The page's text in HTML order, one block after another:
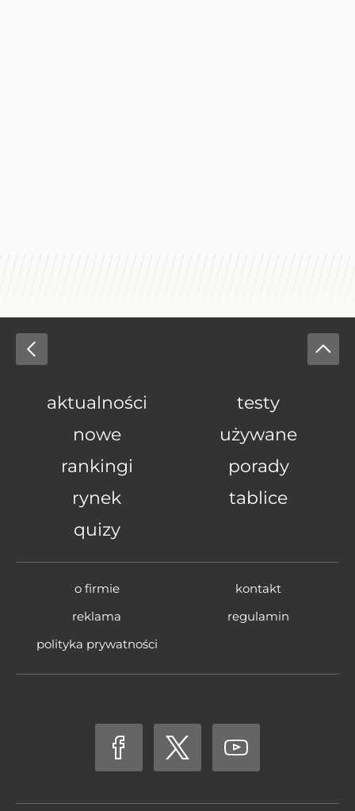
aktualności
testy
nowe
używane
rankingi
porady
rynek
tablice
quizy
o firmie
kontakt
reklama
regulamin
polityka prywatności